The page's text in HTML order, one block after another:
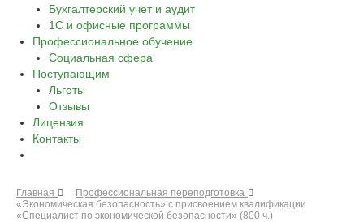
Бухгалтерский учет и аудит
1С и офисные программы
Профессиональное обучение
Социальная сфера
Поступающим
Льготы
Отзывы
Лицензия
Контакты
Главная
Профессиональная переподготовка
«Экономическая безопасность» с присвоением квалификации
«Специалист по экономической безопасности» (800 ч.)